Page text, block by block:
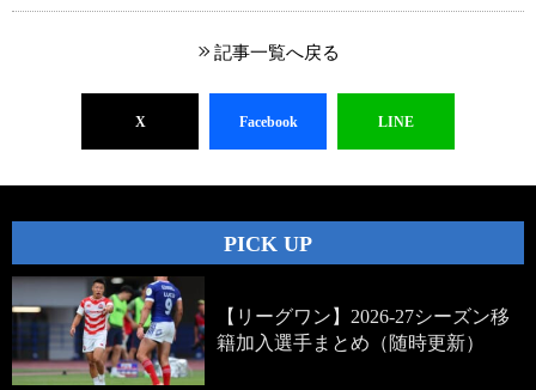
記事一覧へ戻る
X Facebook LINE
PICK UP
【リーグワン】2026-27シーズン移
籍加入選手まとめ（随時更新）